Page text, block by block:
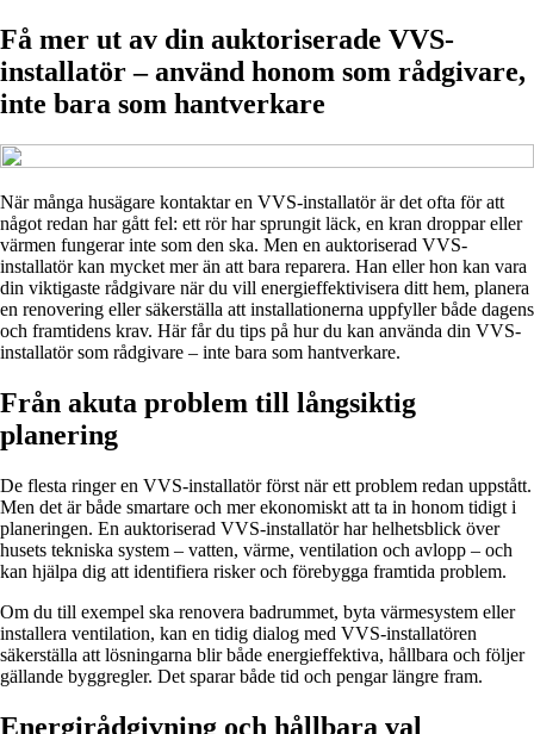
Få mer ut av din auktoriserade VVS-
installatör – använd honom som rådgivare,
inte bara som hantverkare
När många husägare kontaktar en VVS-installatör är det ofta för att
något redan har gått fel: ett rör har sprungit läck, en kran droppar eller
värmen fungerar inte som den ska. Men en auktoriserad VVS-
installatör kan mycket mer än att bara reparera. Han eller hon kan vara
din viktigaste rådgivare när du vill energieffektivisera ditt hem, planera
en renovering eller säkerställa att installationerna uppfyller både dagens
och framtidens krav. Här får du tips på hur du kan använda din VVS-
installatör som rådgivare – inte bara som hantverkare.
Från akuta problem till långsiktig
planering
De flesta ringer en VVS-installatör först när ett problem redan uppstått.
Men det är både smartare och mer ekonomiskt att ta in honom tidigt i
planeringen. En auktoriserad VVS-installatör har helhetsblick över
husets tekniska system – vatten, värme, ventilation och avlopp – och
kan hjälpa dig att identifiera risker och förebygga framtida problem.
Om du till exempel ska renovera badrummet, byta värmesystem eller
installera ventilation, kan en tidig dialog med VVS-installatören
säkerställa att lösningarna blir både energieffektiva, hållbara och följer
gällande byggregler. Det sparar både tid och pengar längre fram.
Energirådgivning och hållbara val